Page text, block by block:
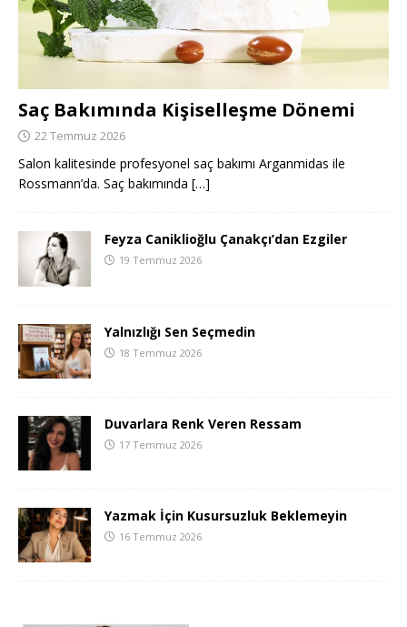
Saç Bakımında Kişiselleşme Dönemi
22 Temmuz 2026
Salon kalitesinde profesyonel saç bakımı Arganmidas ile
Rossmann’da. Saç bakımında […]
Feyza Caniklioğlu Çanakçı’dan Ezgiler
19 Temmuz 2026
Yalnızlığı Sen Seçmedin
18 Temmuz 2026
Duvarlara Renk Veren Ressam
17 Temmuz 2026
Yazmak İçin Kusursuzluk Beklemeyin
16 Temmuz 2026